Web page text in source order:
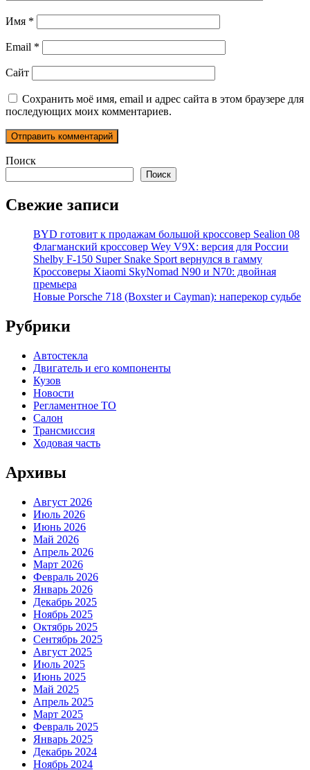
Имя *
Email *
Сайт
Сохранить моё имя, email и адрес сайта в этом браузере для
последующих моих комментариев.
Поиск
Поиск
Свежие записи
BYD готовит к продажам большой кроссовер Sealion 08
Флагманский кроссовер Wey V9X: версия для России
Shelby F-150 Super Snake Sport вернулся в гамму
Кроссоверы Xiaomi SkyNomad N90 и N70: двойная
премьера
Новые Porsche 718 (Boxster и Cayman): наперекор судьбе
Рубрики
Автостекла
Двигатель и его компоненты
Кузов
Новости
Регламентное ТО
Салон
Трансмиссия
Ходовая часть
Архивы
Август 2026
Июль 2026
Июнь 2026
Май 2026
Апрель 2026
Март 2026
Февраль 2026
Январь 2026
Декабрь 2025
Ноябрь 2025
Октябрь 2025
Сентябрь 2025
Август 2025
Июль 2025
Июнь 2025
Май 2025
Апрель 2025
Март 2025
Февраль 2025
Январь 2025
Декабрь 2024
Ноябрь 2024